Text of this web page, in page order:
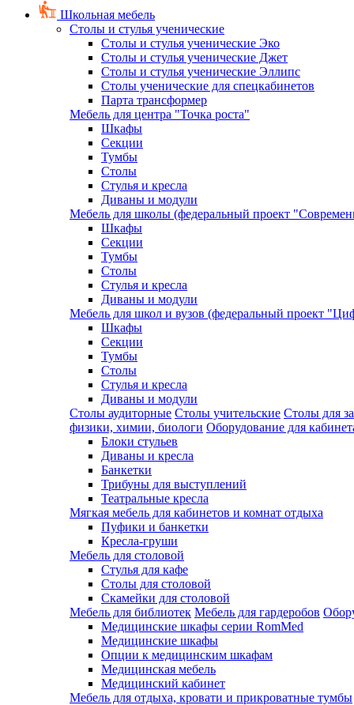
Школьная мебель
Столы и стулья ученические
Столы и стулья ученические Эко
Столы и стулья ученические Джет
Столы и стулья ученические Эллипс
Столы ученические для спецкабинетов
Парта трансформер
Мебель для центра "Точка роста"
Шкафы
Секции
Тумбы
Столы
Стулья и кресла
Диваны и модули
Мебель для школы (федеральный проект
Шкафы
Секции
Тумбы
Столы
Стулья и кресла
Диваны и модули
Мебель для школ и вузов (федеральный проект
Шкафы
Секции
Тумбы
Столы
Стулья и кресла
Диваны и модули
Столы аудиторные Столы учительские Столы для
физики, химии, биологи Оборудование для
Блоки стульев
Диваны и кресла
Банкетки
Трибуны для выступлений
Театральные кресла
Мягкая мебель для кабинетов и комнат отдыха
Пуфики и банкетки
Кресла-груши
Мебель для столовой
Cтулья для кафе
Cтолы для столовой
Скамейки для столовой
Мебель для библиотек Мебель для гардеробов
Медицинские шкафы серии RomMed
Медицинские шкафы
Опции к медицинским шкафам
Медицинская мебель
Медицинский кабинет
Мебель для отдыха, кровати и прикроватные тумбы